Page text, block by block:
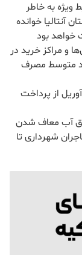
ویژه به خاطر
آنتالیا خوانده
بود
و مراکز خرید در
شکل خواهد بود: ۸۰ درصد متوسط مصرف
از پرداخت
حق آب معاف شدن
شهرداری تا